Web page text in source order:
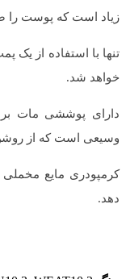
زیاد است که پوست را
تنها با استفاده از
خواهد شد.
دارای پوششی مات
وسیعی است که از
کرمپودری مایع
دهد.